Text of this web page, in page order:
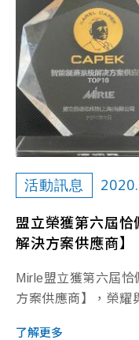
活動訊息
盟立榮獲第六屆
解決方案供應商】
Mirle盟立獲第六屆
方案供應商】，榮耀
了解更多